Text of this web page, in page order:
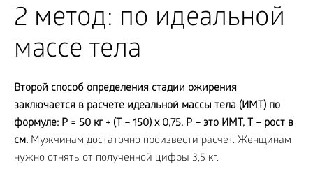
2 метод: по идеальной
массе тела
Второй способ определения стадии ожирения
заключается в расчете идеальной массы тела (ИМТ) по
формуле: P = 50 кг + (T – 150) x 0,75. P – это ИМТ, T – рост в
см. Мужчинам достаточно произвести расчет. Женщинам
нужно отнять от полученной цифры 3,5 кг.